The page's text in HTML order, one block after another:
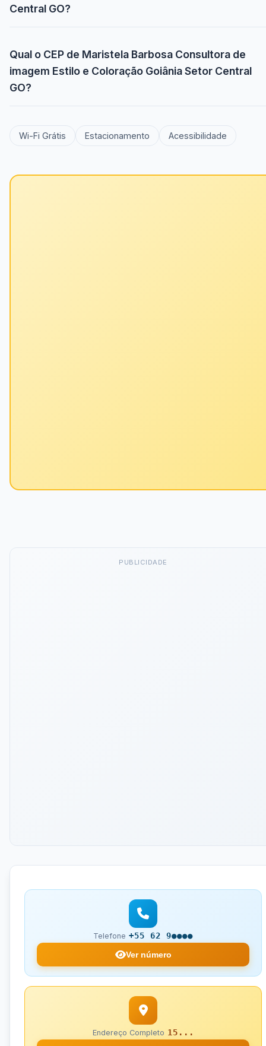
Central GO?
Qual o CEP de Maristela Barbosa Consultora de
imagem Estilo e Coloração Goiânia Setor Central
GO?
Wi-Fi Grátis Estacionamento Acessibilidade
PUBLICIDADE
Telefone +55 62 9●●●●
Ver número
Endereço Completo 15...